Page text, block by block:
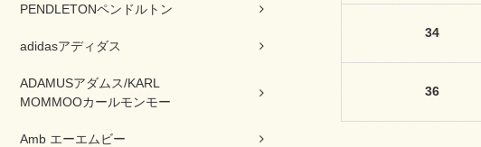
PENDLETONペンドルトン
adidasアディダス
ADAMUSアダムス/KARL
MOMMOOカールモンモー
Amb エーエムビー
34
36